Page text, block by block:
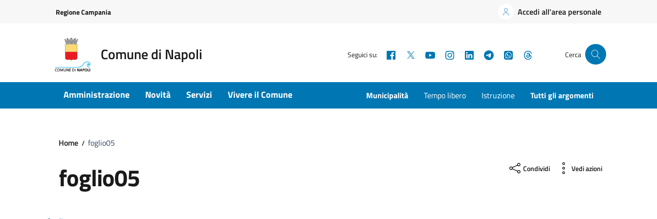
Regione Campania Accedi all'area personale
Comune di Napoli Seguici su: Facebook YouTubeInstagramLinkedInTelegramWhatsApp Cerca
Amministrazione Novità Servizi Vivere il Comune Municipalità Tempo libero Istruzione Tutti gli argomenti
Home foglio05
foglio05 Condividi Vedi azioni